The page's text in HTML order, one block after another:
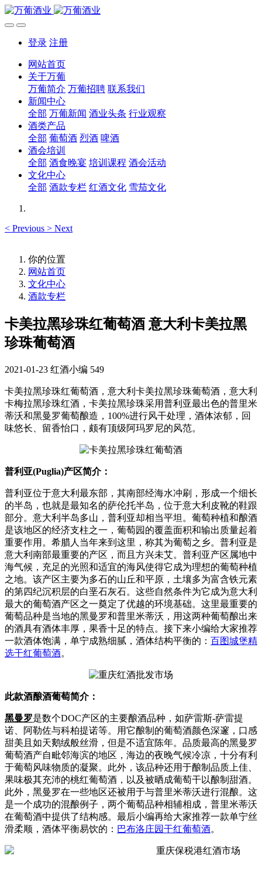
登录 注册
网站首页
关于万葡
万葡简介 万葡招聘 联系我们
新闻中心
全部 万葡新闻 酒业头条 行业观察
酒类产品
全部 葡萄酒 烈酒 啤酒
酒会培训
全部 酒食晚宴 培训课程 酒会活动
文化中心
全部 酒款专栏 红酒文化 雪茄文化
< Previous > Next
你的位置
网站首页
文化中心
酒款专栏
卡美拉黑珍珠红葡萄酒 意大利卡美拉黑
珍珠葡萄酒
2021-01-23 红酒小编 549
卡美拉黑珍珠红葡萄酒，意大利卡美拉黑珍珠葡萄酒，意大利
卡梅拉黑珍珠红酒，卡美拉黑珍珠采用普利亚最出色的普里米
蒂沃和黑曼罗葡萄酿造，100%进行风干处理，酒体浓郁，回
味悠长、留香怡口，颇有顶级阿玛罗尼的风范。
普利亚(Puglia)产区简介：
普利亚位于意大利最东部，其南部经海水冲刷，形成一个细长
的半岛，也就是最知名的萨伦托半岛，位于意大利皮靴的鞋跟
部分。意大利半岛多山，普利亚却相当平坦。葡萄种植和酿酒
是该地区的经济支柱之一，葡萄园的覆盖面积和输出质量起着
重要作用。希腊人当年来到这里，称其为葡萄之乡。普利亚是
意大利南部最重要的产区，而且方兴未艾。普利亚产区属地中
海气候，充足的光照和适宜的海风使得它成为理想的葡萄种植
之地。该产区主要为多石的山丘和平原，土壤多为富含铁元素
的第四纪沉积层的白垩石灰石。这些自然条件为它成为意大利
最大的葡萄酒产区之一奠定了优越的环境基础。这里最重要的
葡萄品种是当地的黑曼罗和普里米蒂沃，用这两种葡萄酿出来
的酒具有酒体丰厚，果香十足的特点。接下来小编给大家推荐
一款酒体饱满，单宁成熟细腻，酒体结构平衡的： 百图城堡精
选干红葡萄酒。
此款酒酿酒葡萄简介：
黑曼罗是数个DOC产区的主要酿酒品种，如萨雷斯-萨雷提
诺、阿勒佐与科柏提诺等。用它酿制的葡萄酒颜色深邃，口感
甜美且如天鹅绒般丝滑，但是不适宜陈年。品质最高的黑曼罗
葡萄酒产自毗邻海滨的地区，海边的夜晚气候冷凉，十分有利
于葡萄风味物质的凝聚。此外，该品种还用于酿制品质上佳、
果味极其充沛的桃红葡萄酒，以及被晒成葡萄干以酿制甜酒。
此外，黑曼罗在一些地区还被用于与普里米蒂沃进行混酿。这
是一个成功的混酿例子，两个葡萄品种相辅相成，普里米蒂沃
在葡萄酒中提供了结构感。最后小编再给大家推荐一款单宁丝
滑柔顺，酒体平衡易饮的： 巴布洛庄园干红葡萄酒。